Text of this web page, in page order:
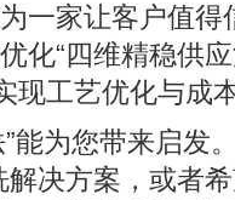
一家让客户值
化“四维精稳供
现工艺优化与成
能为您带来启发
决方案，或者